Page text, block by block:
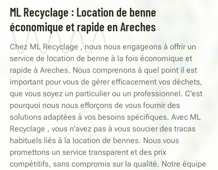
ML Recyclage : Location de benne
économique et rapide en Areches
Chez ML Recyclage , nous nous engageons à offrir un
service de location de benne à la fois économique et
rapide à Areches. Nous comprenons à quel point il est
important pour vous de gérer efficacement vos déchets,
que vous soyez un particulier ou un professionnel. C'est
pourquoi nous nous efforçons de vous fournir des
solutions adaptées à vos besoins spécifiques. Avec ML
Recyclage , vous n'avez pas à vous soucier des tracas
habituels liés à la location de bennes. Nous vous
promettons un service transparent et des prix
compétitifs, sans compromis sur la qualité. Notre équipe